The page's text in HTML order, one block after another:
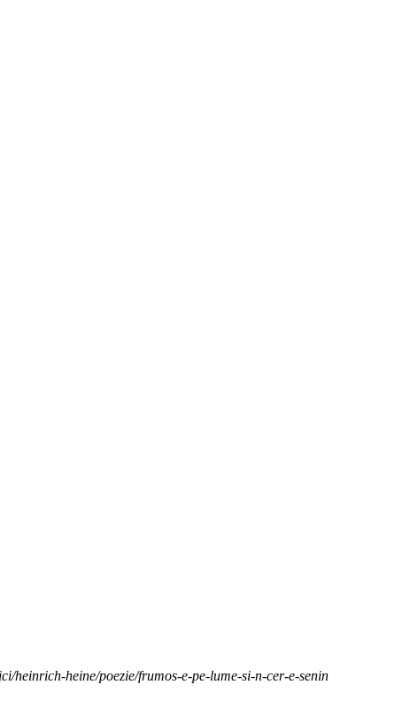
heinrich-heine/poezie/frumos-e-pe-lume-si-n-cer-e-senin